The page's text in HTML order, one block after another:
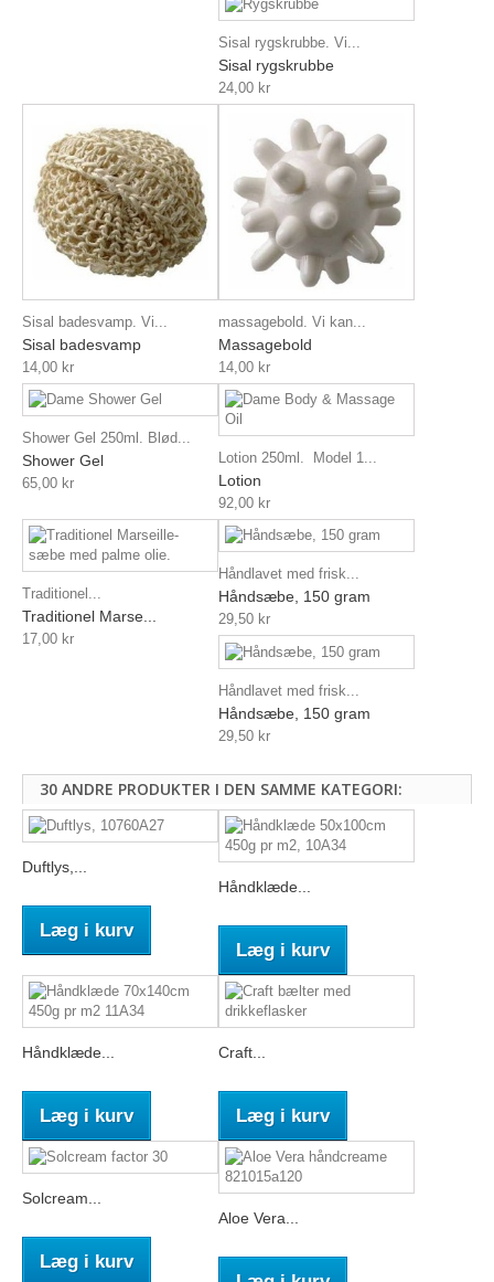
Sisal rygskrubbe. Vi...
Sisal rygskrubbe
24,00 kr
Sisal badesvamp. Vi...
Sisal badesvamp
14,00 kr
massagebold. Vi kan...
Massagebold
14,00 kr
Shower Gel 250ml. Blød...
Shower Gel
65,00 kr
Lotion 250ml. Model 1...
Lotion
92,00 kr
Traditionel...
Traditionel Marse...
17,00 kr
Håndlavet med frisk...
Håndsæbe, 150 gram
29,50 kr
Håndlavet med frisk...
Håndsæbe, 150 gram
29,50 kr
30 ANDRE PRODUKTER I DEN SAMME KATEGORI:
Duftlys,...
Læg i kurv
Håndklæde...
Læg i kurv
Håndklæde...
Læg i kurv
Craft...
Læg i kurv
Solcream...
Læg i kurv
Aloe Vera...